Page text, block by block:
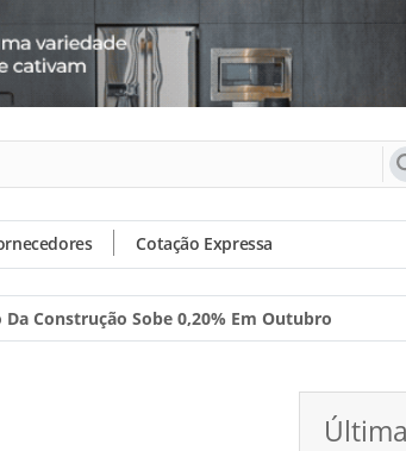
Cotação Expressa
Da Construção Sobe 0,20% Em Outubro